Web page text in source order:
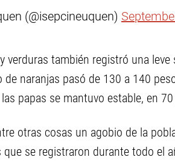
(@isepcineuquen)
verduras también registró una leve
naranjas pasó de 130 a 140
papas se mantuvo estable, en
otras cosas un agobio de la
se registraron durante todo el